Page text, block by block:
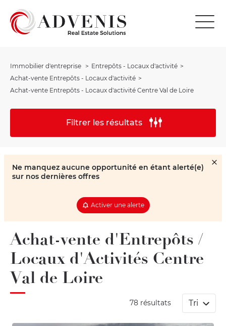
Immobilier d'entreprise
Entrepôts - Locaux d'activité
Achat-vente Entrepôts - Locaux d'activité
Achat-vente Entrepôts - Locaux d'activité Centre Val de Loire
Filtrer les résultats
Ne manquez aucune opportunité en étant alerté(e)
sur nos dernières offres
Activer une alerte
Achat-vente d'Entrepôts /
Locaux d'Activités Centre
Val de Loire
78 résultats Tri